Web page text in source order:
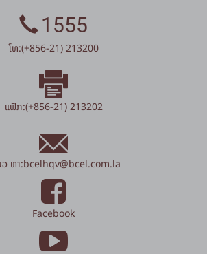
1555
ໂທ:(+856-21) 213200
ແຟັກ:(+856-21) 213202
ຫາ:bcelhqv@bcel.com.la
Facebook